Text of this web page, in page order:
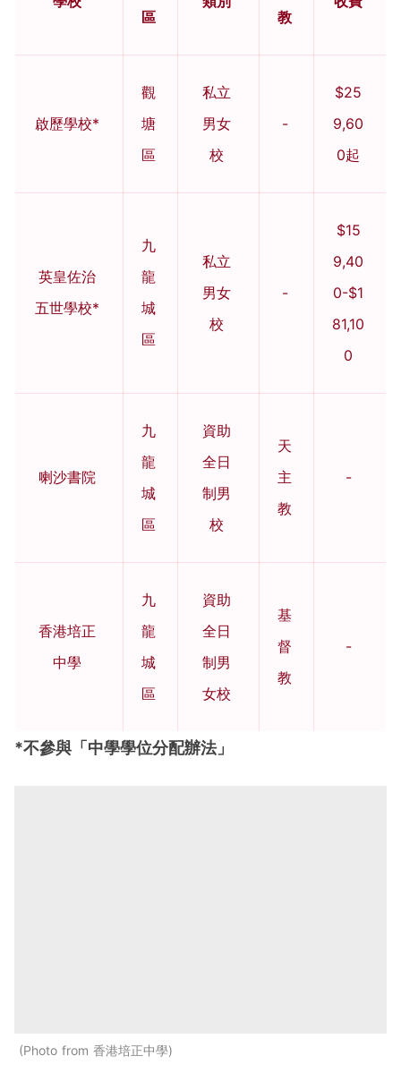
區
教
啟歷學校*
觀
塘
區
私立
男女
校
-
$25
9,60
0起
英皇佐治
五世學校*
九
龍
城
區
私立
男女
校
-
$15
9,40
0-$1
81,10
0
喇沙書院
九
龍
城
區
資助
全日
制男
校
天
主
教
-
香港培正
中學
九
龍
城
區
資助
全日
制男
女校
基
督
教
-
*不參與「中學學位分配辦法」
Photo from 香港培正中學